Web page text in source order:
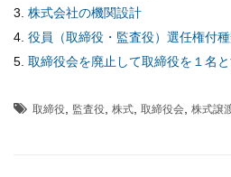
株式会社の機関設計
役員（取締役・監査役）選任権付
取締役会を廃止して取締役を１名
取締役, 監査役, 株式, 取締役会, 株式譲